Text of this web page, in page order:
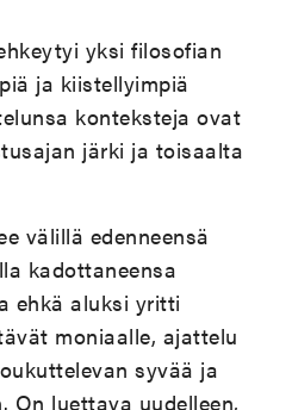
yksi filosofian
ja kiistellyimpiä
konteksteja ovat
järki ja toisaalta
välillä edenneensä
kadottaneensa
ehkä aluksi yritti
moniaalle, ajattelu
syvää ja
On luettava uudelleen,